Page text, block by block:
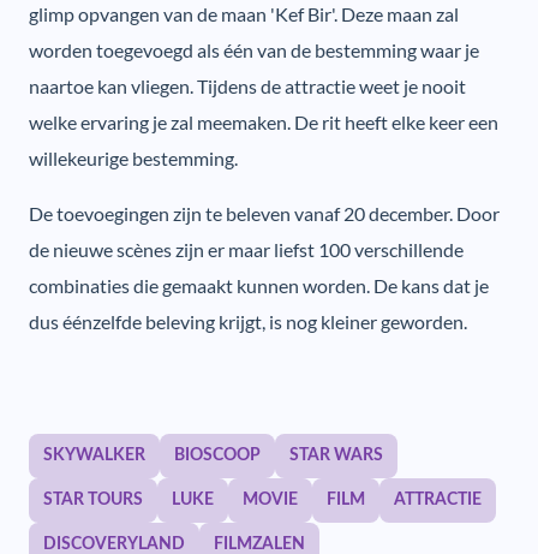
glimp opvangen van de maan 'Kef Bir'. Deze maan zal
worden toegevoegd als één van de bestemming waar je
naartoe kan vliegen. Tijdens de attractie weet je nooit
welke ervaring je zal meemaken. De rit heeft elke keer een
willekeurige bestemming.
De toevoegingen zijn te beleven vanaf 20 december. Door
de nieuwe scènes zijn er maar liefst 100 verschillende
combinaties die gemaakt kunnen worden. De kans dat je
dus éénzelfde beleving krijgt, is nog kleiner geworden.
SKYWALKER BIOSCOOP STAR WARS
STAR TOURS LUKE MOVIE FILM ATTRACTIE
DISCOVERYLAND FILMZALEN